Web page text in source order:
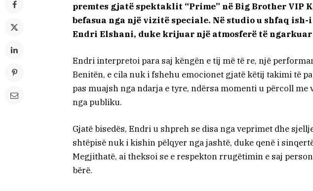
premtes gjatë spektaklit “Prime” në Big Brother VIP
befasua nga një vizitë speciale. Në studio u shfaq
Endri Elshani, duke krijuar një atmosferë të ngarkuar
Endri interpretoi para saj këngën e tij më të re, një
Benitën, e cila nuk i fshehu emocionet gjatë këtij takimi të
pas muajsh nga ndarja e tyre, ndërsa momenti u përcoll me
nga publiku.
Gjatë bisedës, Endri u shpreh se disa nga veprimet dhe
shtëpisë nuk i kishin pëlqyer nga jashtë, duke qenë i
Megjithatë, ai theksoi se e respekton rrugëtimin e saj
bërë.